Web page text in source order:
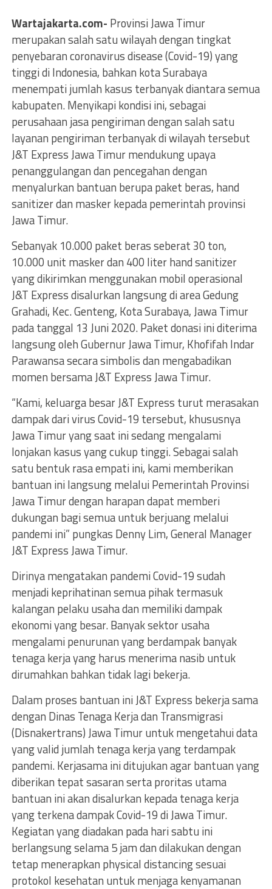
Wartajakarta.com- Provinsi Jawa Timur
merupakan salah satu wilayah dengan tingkat
penyebaran coronavirus disease (Covid-19) yang
tinggi di Indonesia, bahkan kota Surabaya
menempati jumlah kasus terbanyak diantara semua
kabupaten. Menyikapi kondisi ini, sebagai
perusahaan jasa pengiriman dengan salah satu
layanan pengiriman terbanyak di wilayah tersebut
J&T Express Jawa Timur mendukung upaya
penanggulangan dan pencegahan dengan
menyalurkan bantuan berupa paket beras, hand
sanitizer dan masker kepada pemerintah provinsi
Jawa Timur.
Sebanyak 10.000 paket beras seberat 30 ton,
10.000 unit masker dan 400 liter hand sanitizer
yang dikirimkan menggunakan mobil operasional
J&T Express disalurkan langsung di area Gedung
Grahadi, Kec. Genteng, Kota Surabaya, Jawa Timur
pada tanggal 13 Juni 2020. Paket donasi ini diterima
langsung oleh Gubernur Jawa Timur, Khofifah Indar
Parawansa secara simbolis dan mengabadikan
momen bersama J&T Express Jawa Timur.
“Kami, keluarga besar J&T Express turut merasakan
dampak dari virus Covid-19 tersebut, khususnya
Jawa Timur yang saat ini sedang mengalami
lonjakan kasus yang cukup tinggi. Sebagai salah
satu bentuk rasa empati ini, kami memberikan
bantuan ini langsung melalui Pemerintah Provinsi
Jawa Timur dengan harapan dapat memberi
dukungan bagi semua untuk berjuang melalui
pandemi ini” pungkas Denny Lim, General Manager
J&T Express Jawa Timur.
Dirinya mengatakan pandemi Covid-19 sudah
menjadi keprihatinan semua pihak termasuk
kalangan pelaku usaha dan memiliki dampak
ekonomi yang besar. Banyak sektor usaha
mengalami penurunan yang berdampak banyak
tenaga kerja yang harus menerima nasib untuk
dirumahkan bahkan tidak lagi bekerja.
Dalam proses bantuan ini J&T Express bekerja sama
dengan Dinas Tenaga Kerja dan Transmigrasi
(Disnakertrans) Jawa Timur untuk mengetahui data
yang valid jumlah tenaga kerja yang terdampak
pandemi. Kerjasama ini ditujukan agar bantuan yang
diberikan tepat sasaran serta proritas utama
bantuan ini akan disalurkan kepada tenaga kerja
yang terkena dampak Covid-19 di Jawa Timur.
Kegiatan yang diadakan pada hari sabtu ini
berlangsung selama 5 jam dan dilakukan dengan
tetap menerapkan physical distancing sesuai
protokol kesehatan untuk menjaga kenyamanan